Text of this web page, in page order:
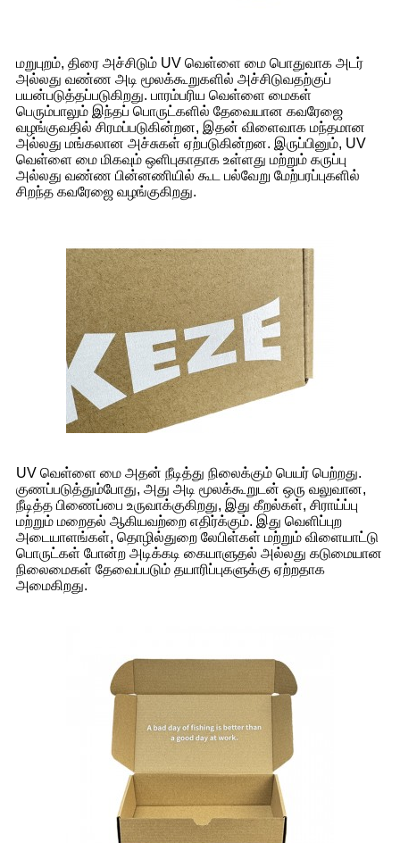
மறுபுறம், திரை அச்சிடும் UV வெள்ளை மை பொதுவாக அடர்
அல்லது வண்ண அடி மூலக்கூறுகளில் அச்சிடுவதற்குப்
பயன்படுத்தப்படுகிறது. பாரம்பரிய வெள்ளை மைகள்
பெரும்பாலும் இந்தப் பொருட்களில் தேவையான கவரேஜை
வழங்குவதில் சிரமப்படுகின்றன, இதன் விளைவாக மந்தமான
அல்லது மங்கலான அச்சுகள் ஏற்படுகின்றன. இருப்பினும், UV
வெள்ளை மை மிகவும் ஒளிபுகாதாக உள்ளது மற்றும் கருப்பு
அல்லது வண்ண பின்னணியில் கூட பல்வேறு மேற்பரப்புகளில்
சிறந்த கவரேஜை வழங்குகிறது.
UV வெள்ளை மை அதன் நீடித்து நிலைக்கும் பெயர் பெற்றது.
குணப்படுத்தும்போது, ​​அது அடி மூலக்கூறுடன் ஒரு வலுவான,
நீடித்த பிணைப்பை உருவாக்குகிறது, இது கீறல்கள், சிராய்ப்பு
மற்றும் மறைதல் ஆகியவற்றை எதிர்க்கும். இது வெளிப்புற
அடையாளங்கள், தொழில்துறை லேபிள்கள் மற்றும் விளையாட்டு
பொருட்கள் போன்ற அடிக்கடி கையாளுதல் அல்லது கடுமையான
நிலைமைகள் தேவைப்படும் தயாரிப்புகளுக்கு ஏற்றதாக
அமைகிறது.